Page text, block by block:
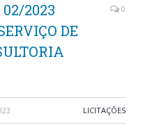
2023
DE
0
LICITAÇÕES